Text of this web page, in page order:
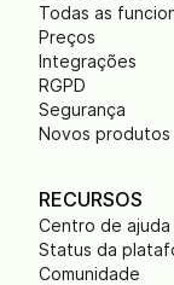
Todas as
Preços
Integrações
RGPD
Segurança
Novos produtos
RECURSOS
Centro de ajuda
Status da
Comunidade